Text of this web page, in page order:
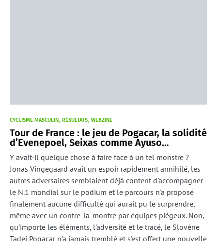
CYCLISME MASCULIN RÉSULTATS WEBZINE
Tour de France : le jeu de Pogacar, la solidité
d’Evenepoel, Seixas comme Ayuso…
Y avait-il quelque chose à faire face à un tel monstre ?
Jonas Vingegaard avait un espoir rapidement annihilé, les
autres adversaires semblaient déjà content d'accompagner
le N.1 mondial sur le podium et le parcours n'a proposé
finalement aucune difficulté qui aurait pu le surprendre,
même avec un contre-la-montre par équipes piégeux. Non,
qu'importe les éléments, l'adversité et le tracé, le Slovène
Tadej Pogacar n'a jamais tremblé et s'est offert une nouvelle